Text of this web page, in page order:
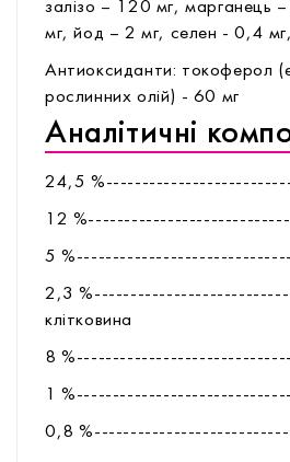
залізо – 120 мг, марганець
мг, йод – 2 мг, селен - 0,4
Антиоксиданти: токоферол
рослинних олій) - 60 мг
Аналітичні
24,5
12
5
2,3
клітковина
8
1
0,8